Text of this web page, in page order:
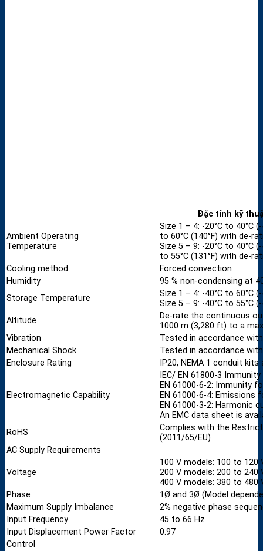
Đặc tính kỹ
Ambient Operating
Temperature
Size 1 – 4: -20°C to 40°C
to 60°C (140°F) with de-
Size 5 – 9: -20°C to 40°C
to 55°C (131°F) with de-
Cooling method
Forced convection
Humidity
95 % non-condensing at
Storage Temperature
Size 1 – 4: -40°C to 60°C
Size 5 – 9: -40°C to 55°C
Altitude
De-rate the continuous
1000 m (3,280 ft) to a
Vibration
Tested in accordance with
Mechanical Shock
Tested in accordance with
Enclosure Rating
IP20, NEMA 1 conduit kits
Electromagnetic Capability
IEC/ EN 61800-3
EN 61000-6-2: Immunity
EN 61000-6-4: Emissions
EN 61000-3-2: Harmonic
An EMC data sheet is
RoHS
Complies with the
(2011/65/EU)
AC Supply Requirements
Voltage
100 V models: 100 to 120
200 V models: 200 to 240
400 V models: 380 to 480
Phase
1Ø and 3Ø (Model
Maximum Supply Imbalance
2% negative phase
Input Frequency
45 to 66 Hz
Input Displacement Power Factor
0.97
Control